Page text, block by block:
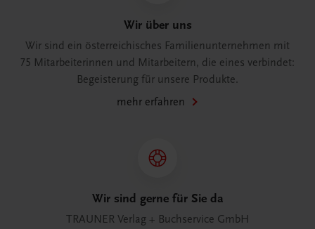
Wir über uns
Wir sind ein österreichisches Familienunternehmen mit
75 Mitarbeiterinnen und Mitarbeitern, die eines verbindet:
Begeisterung für unsere Produkte.
mehr erfahren
Wir sind gerne für Sie da
TRAUNER Verlag + Buchservice GmbH